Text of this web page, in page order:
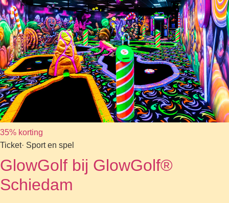
35% korting
Ticket· Sport en spel
GlowGolf bij GlowGolf®
Schiedam